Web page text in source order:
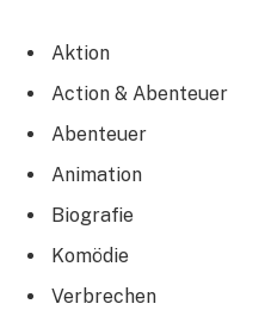
Aktion
Action & Abenteuer
Abenteuer
Animation
Biografie
Komödie
Verbrechen